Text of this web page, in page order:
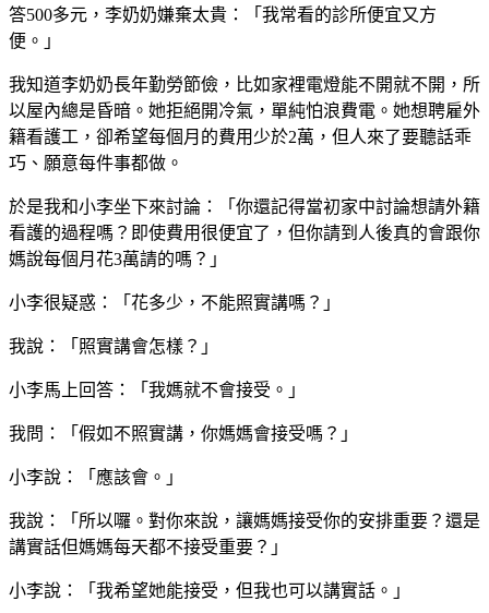
答500多元，李奶奶嫌棄太貴：「我常看的診所便宜又方
便。」
我知道李奶奶長年勤勞節儉，比如家裡電燈能不開就不開，所
以屋內總是昏暗。她拒絕開冷氣，單純怕浪費電。她想聘雇外
籍看護工，卻希望每個月的費用少於2萬，但人來了要聽話乖
巧、願意每件事都做。
於是我和小李坐下來討論：「你還記得當初家中討論想請外籍
看護的過程嗎？即使費用很便宜了，但你請到人後真的會跟你
媽說每個月花3萬請的嗎？」
小李很疑惑：「花多少，不能照實講嗎？」
我說：「照實講會怎樣？」
小李馬上回答：「我媽就不會接受。」
我問：「假如不照實講，你媽媽會接受嗎？」
小李說：「應該會。」
我說：「所以囉。對你來說，讓媽媽接受你的安排重要？還是
講實話但媽媽每天都不接受重要？」
小李說：「我希望她能接受，但我也可以講實話。」